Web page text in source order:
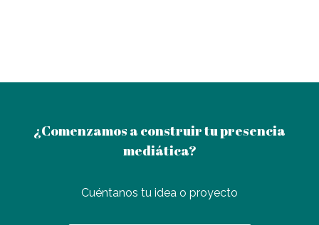
¿Comenzamos a construir tu presencia
mediática?
Cuéntanos tu idea o proyecto